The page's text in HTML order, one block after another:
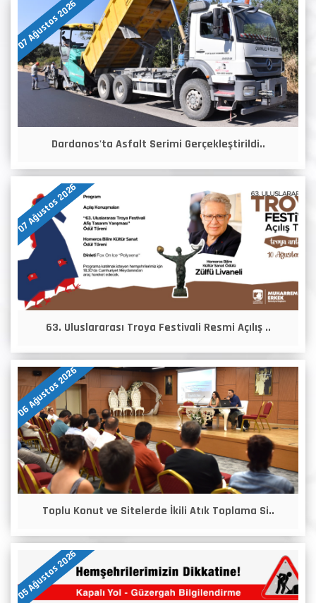
07 Ağustos 2026
Dardanos'ta Asfalt Serimi Gerçekleştirildi..
07 Ağustos 2026
63. Uluslararası Troya Festivali Resmi Açılış ..
06 Ağustos 2026
Toplu Konut ve Sitelerde İkili Atık Toplama Si..
05 Ağustos 2026